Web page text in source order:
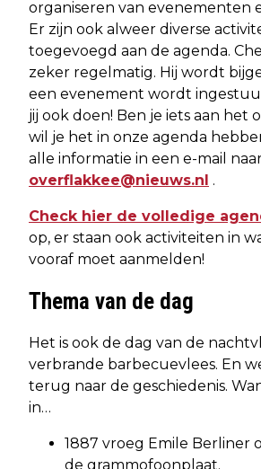
organiseren van evenementen
Er zijn ook alweer diverse
toegevoegd aan de agenda.
zeker regelmatig. Hij wordt
een evenement wordt
jij ook doen! Ben je iets aan het
wil je het in onze agenda
alle informatie in een e-mail
overflakkee@nieuws.nl .
Check hier de volledige
op, er staan ook activiteiten in
vooraf moet aanmelden!
Thema van de dag
Het is ook de dag van de
verbrande barbecuevlees. En
terug naar de geschiedenis.
in…
1887 vroeg Emile Berliner
de grammofoonplaat.